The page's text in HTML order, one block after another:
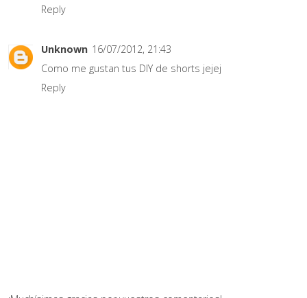
Reply
Unknown 16/07/2012, 21:43
Como me gustan tus DIY de shorts jejej
Reply